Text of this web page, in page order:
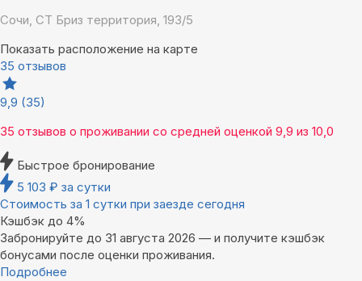
Сочи, СТ Бриз территория, 193/5
Показать расположение на карте
35 отзывов
9,9 (35)
35 отзывов о проживании со средней оценкой 9,9 из 10,0
Быстрое бронирование
5 103 ₽ за сутки
Стоимость за 1 сутки при заезде сегодня
Кэшбэк до 4%
Забронируйте до 31 августа 2026 — и получите кэшбэк
бонусами после оценки проживания.
Подробнее